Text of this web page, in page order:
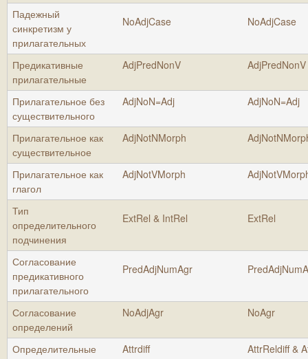
Падежный
синкретизм у
прилагательных
NoAdjCase NoAdjCase
Предикативные
прилагательные
AdjPredNonV AdjPredNonV
Прилагательное без
существительного
AdjNoN=Adj AdjNoN=Adj
Прилагательное как
существительное
AdjNotNMorph
Прилагательное как
глагол
AdjNotVMorph
Тип
определительного
подчинения
ExtRel & IntRel ExtRel
Согласование
предикативного
прилагательного
PredAdjNumAgr
Согласование
определений
NoAdjAgr NoAgr
Определительные
Attrdiff AttrReldiff &